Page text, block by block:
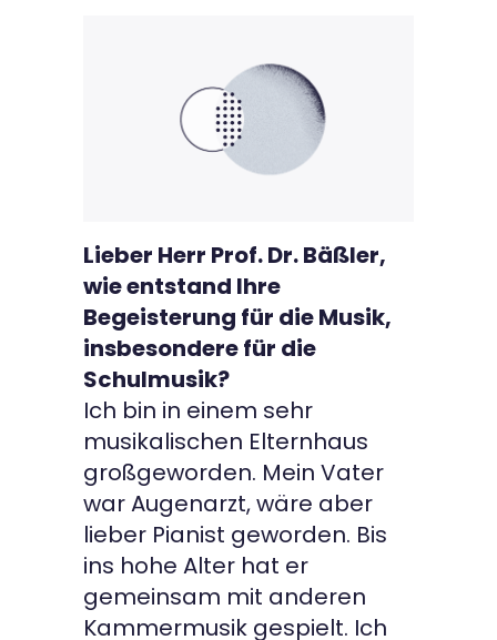
Lieber Herr Prof. Dr. Bäßler,
wie entstand Ihre
Begeisterung für die Musik,
insbesondere für die
Schulmusik?
Ich bin in einem sehr
musikalischen Elternhaus
großgeworden. Mein Vater
war Augenarzt, wäre aber
lieber Pianist geworden. Bis
ins hohe Alter hat er
gemeinsam mit anderen
Kammermusik gespielt. Ich